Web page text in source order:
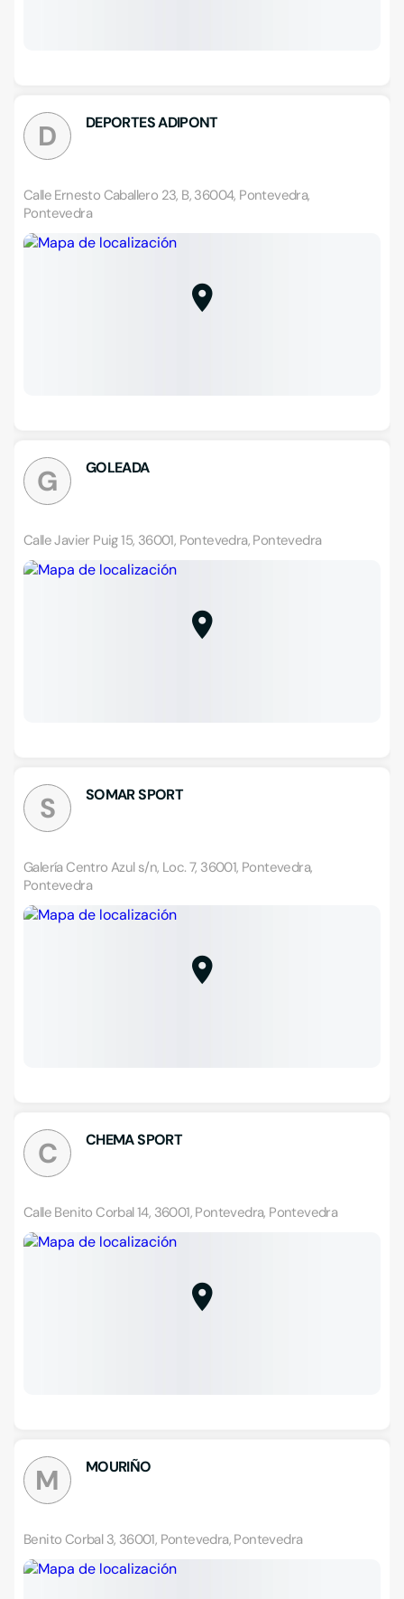
D DEPORTES ADIPONT
Calle Ernesto Caballero 23, B, 36004, Pontevedra,
Pontevedra
G GOLEADA
Calle Javier Puig 15, 36001, Pontevedra, Pontevedra
S SOMAR SPORT
Galería Centro Azul s/n, Loc. 7, 36001, Pontevedra,
Pontevedra
C CHEMA SPORT
Calle Benito Corbal 14, 36001, Pontevedra, Pontevedra
M MOURIÑO
Benito Corbal 3, 36001, Pontevedra, Pontevedra